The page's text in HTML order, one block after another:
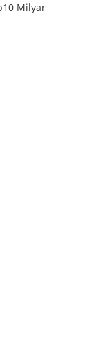
Milyar